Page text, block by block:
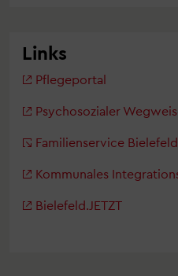
Links
Pflegeportal
Psychosozialer
Familienservice Bielefeld
Kommunales
Bielefeld.JETZT